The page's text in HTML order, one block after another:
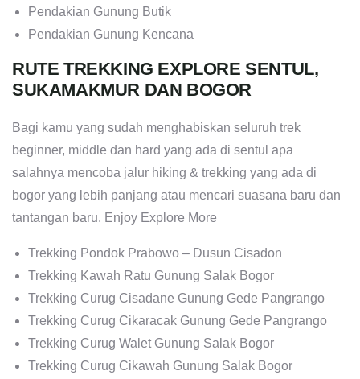
Pendakian Gunung Butik
Pendakian Gunung Kencana
RUTE TREKKING EXPLORE SENTUL,
SUKAMAKMUR DAN BOGOR
Bagi kamu yang sudah menghabiskan seluruh trek
beginner, middle dan hard yang ada di sentul apa
salahnya mencoba jalur hiking & trekking yang ada di
bogor yang lebih panjang atau mencari suasana baru dan
tantangan baru. Enjoy Explore More
Trekking Pondok Prabowo – Dusun Cisadon
Trekking Kawah Ratu Gunung Salak Bogor
Trekking Curug Cisadane Gunung Gede Pangrango
Trekking Curug Cikaracak Gunung Gede Pangrango
Trekking Curug Walet Gunung Salak Bogor
Trekking Curug Cikawah Gunung Salak Bogor